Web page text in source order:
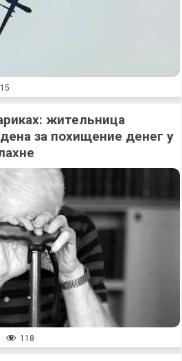
жительница
за похищение денег у
118